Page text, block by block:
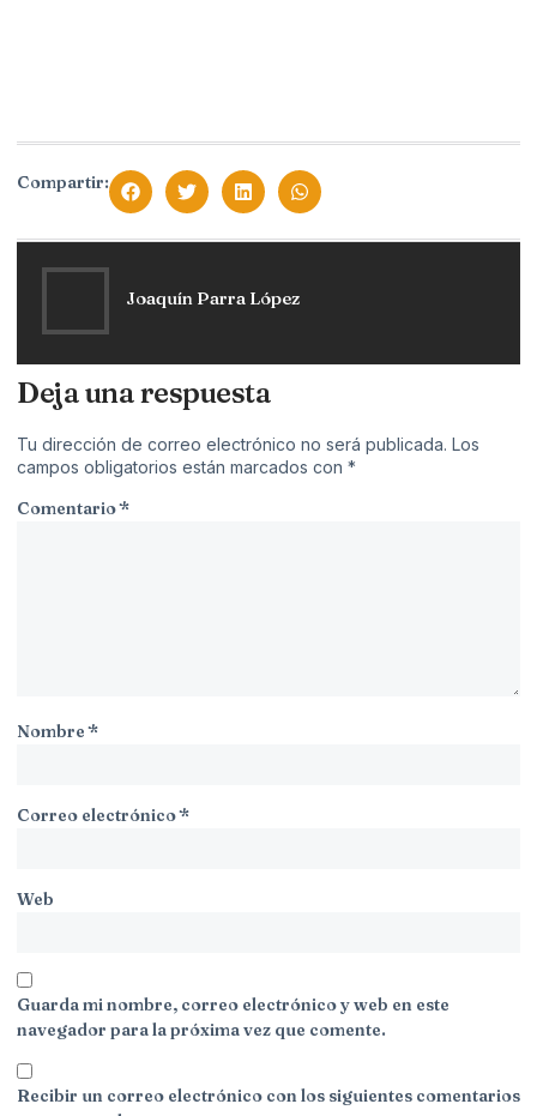
Compartir:
Joaquín Parra López
Deja una respuesta
Tu dirección de correo electrónico no será publicada. Los
campos obligatorios están marcados con *
Comentario*
Nombre*
Correo electrónico*
Web
Guarda mi nombre, correo electrónico y web en este
navegador para la próxima vez que comente.
Recibir un correo electrónico con los siguientes comentarios